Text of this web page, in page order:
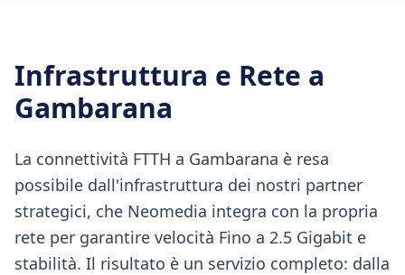
Infrastruttura e Rete a
Gambarana
La connettività FTTH a Gambarana è resa
possibile dall'infrastruttura dei nostri partner
strategici, che Neomedia integra con la propria
rete per garantire velocità Fino a 2.5 Gigabit e
stabilità. Il risultato è un servizio completo: dalla